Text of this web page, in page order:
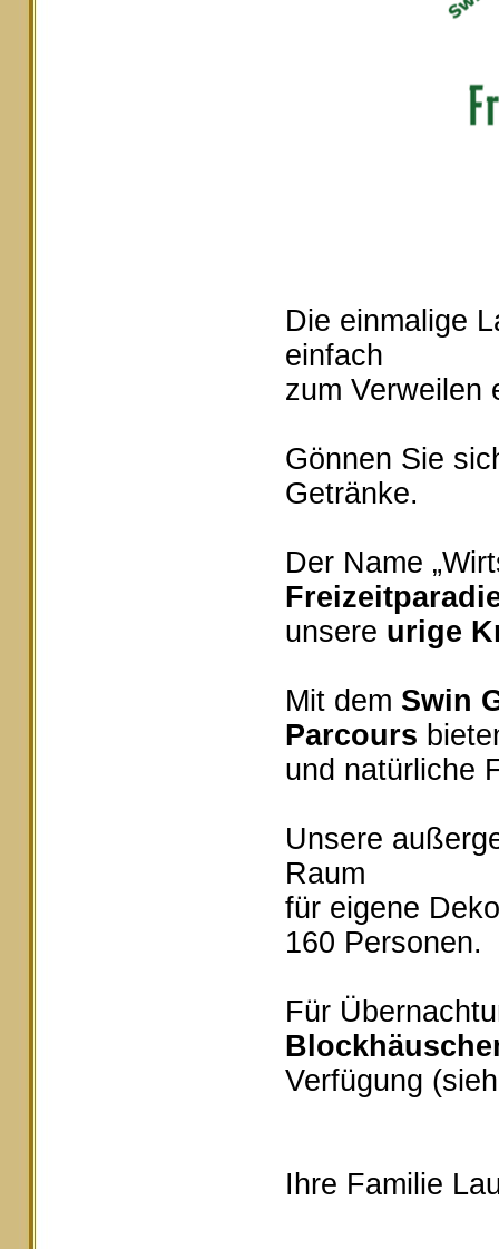
Die einmalige
einfach
zum Verweilen
Gönnen Sie
Getränke.
Der Name
unsere urige
Mit dem Swin
Parcours
und natürliche
Unsere
Raum
für eigene
160 Personen.
Für
Verfügung
Ihre Familie